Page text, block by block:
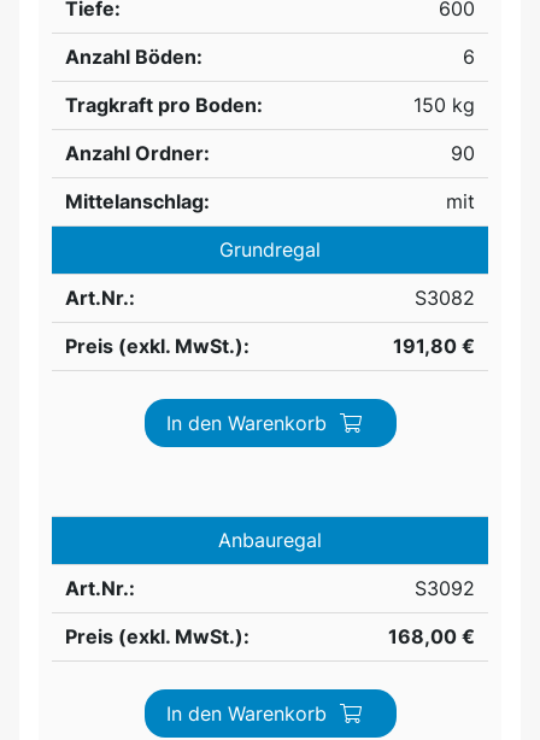
Tiefe:
600
Anzahl Böden:
6
Tragkraft pro Boden:
150 kg
Anzahl Ordner:
90
Mittelanschlag:
mit
Grundregal
Art.Nr.:
S3082
Preis (exkl. MwSt.):
191,80 €
In den Warenkorb
Anbauregal
Art.Nr.:
S3092
Preis (exkl. MwSt.):
168,00 €
In den Warenkorb